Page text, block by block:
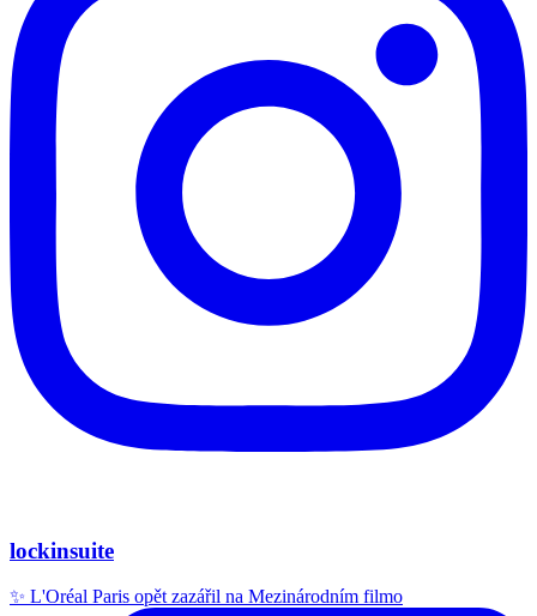
lockinsuite
✨ L'Oréal Paris opět zazářil na Mezinárodním filmo